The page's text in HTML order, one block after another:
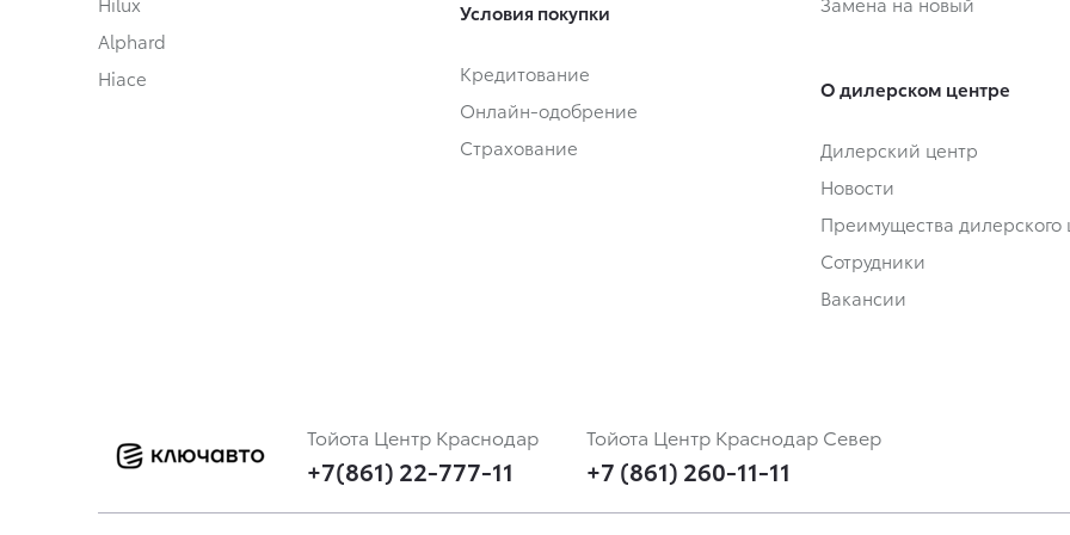
Alphard
Hiace
Условия покупки
Кредитование
Онлайн-одобрение
Страхование
О дилерском центре
Дилерский центр
Новости
Преимущества дилерского
Сотрудники
Вакансии
Тойота Центр Краснодар
+7(861) 22-777-11
Тойота Центр Краснодар Север
+7 (861) 260-11-11